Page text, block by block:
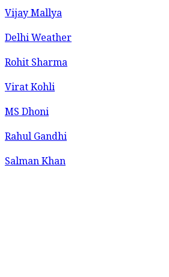
Vijay Mallya
Delhi Weather
Rohit Sharma
Virat Kohli
MS Dhoni
Rahul Gandhi
Salman Khan